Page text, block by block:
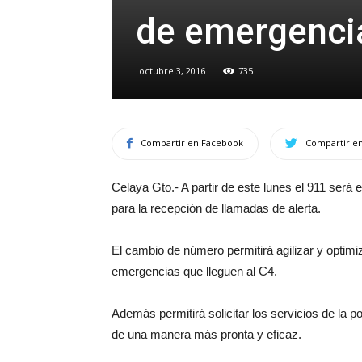
de
octubre 3, 2016 735
Compartir en Facebook Compartir
Celaya Gto.- A partir de este lunes el 911 será
para la recepción de llamadas de alerta.
El cambio de número permitirá agilizar y
emergencias que lleguen al C4.
Además permitirá solicitar los servicios de la
de una manera más pronta y eficaz.